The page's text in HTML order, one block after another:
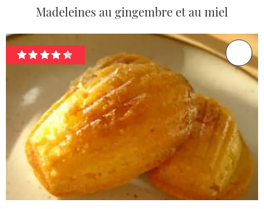
Madeleines au gingembre et au miel